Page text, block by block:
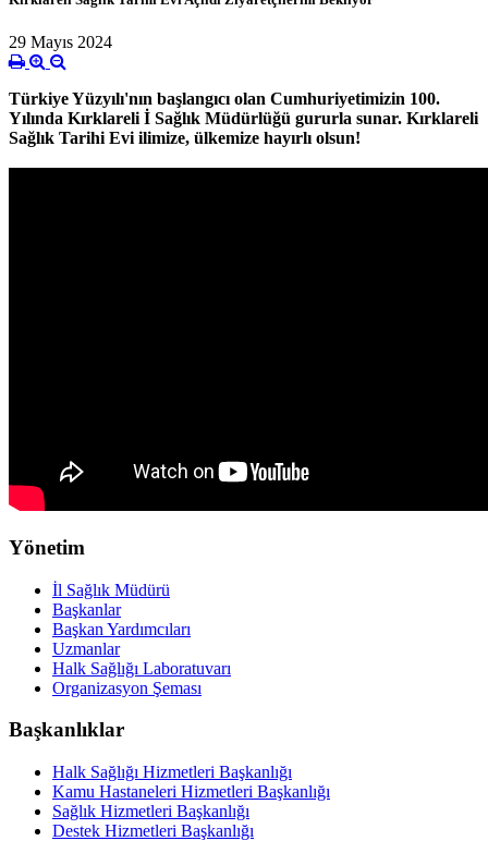
29 Mayıs 2024
Türkiye Yüzyılı'nın başlangıcı olan Cumhuriyetimizin 100.
Yılında Kırklareli İ Sağlık Müdürlüğü gururla sunar. Kırklareli
Sağlık Tarihi Evi ilimize, ülkemize hayırlı olsun!
Yönetim
İl Sağlık Müdürü
Başkanlar
Başkan Yardımcıları
Uzmanlar
Halk Sağlığı Laboratuvarı
Organizasyon Şeması
Başkanlıklar
Halk Sağlığı Hizmetleri Başkanlığı
Kamu Hastaneleri Hizmetleri Başkanlığı
Sağlık Hizmetleri Başkanlığı
Destek Hizmetleri Başkanlığı